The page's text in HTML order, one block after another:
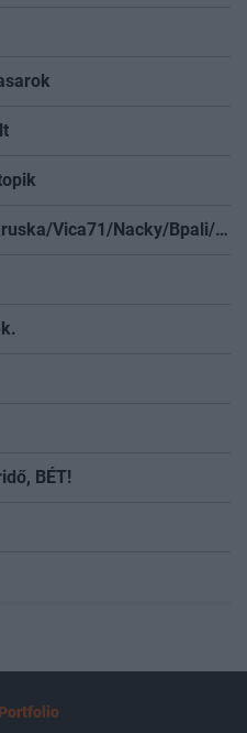
Toka Club/Labanc/Laruska/Vica71/Nacky/Bpali/Oldrider/Josefernando/Mcbull/Kawaszabi
BÉT!